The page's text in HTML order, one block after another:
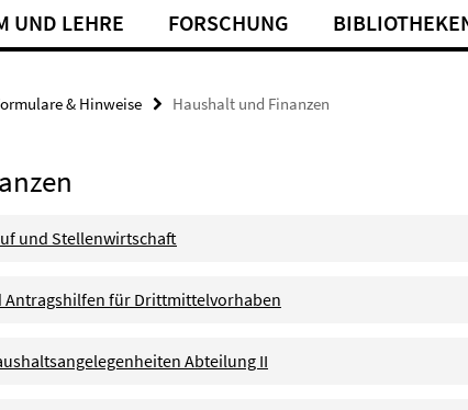
UND LEHRE FORSCHUNG
& Hinweise Haushalt und Finanzen
und Stellenwirtschaft
für Drittmittelvorhaben
Abteilung II